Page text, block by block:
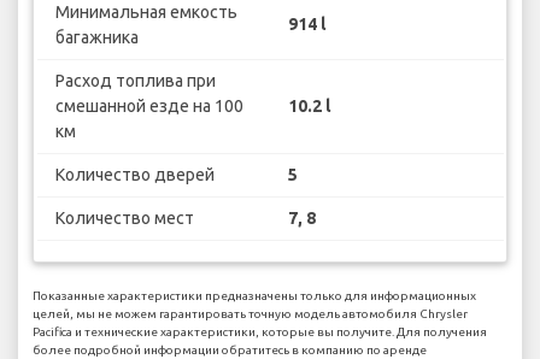
Минимальная емкость
багажника
914 l
Расход топлива при
смешанной езде на 100
км
10.2 l
Количество дверей 5
Количество мест 7, 8
Показанные характеристики предназначены только для информационных
целей, мы не можем гарантировать точную модель автомобиля Chrysler
Pacifica и технические характеристики, которые вы получите. Для получения
более подробной информации обратитесь в компанию по аренде